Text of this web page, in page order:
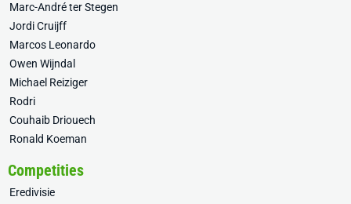
Marc-André ter Stegen
Jordi Cruijff
Marcos Leonardo
Owen Wijndal
Michael Reiziger
Rodri
Couhaib Driouech
Ronald Koeman
Competities
Eredivisie